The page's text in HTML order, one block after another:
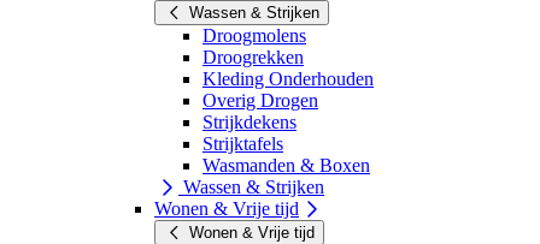
Wassen & Strijken
Droogmolens
Droogrekken
Kleding Onderhouden
Overig Drogen
Strijkdekens
Strijktafels
Wasmanden & Boxen
Wassen & Strijken
Wonen & Vrije tijd
Wonen & Vrije tijd